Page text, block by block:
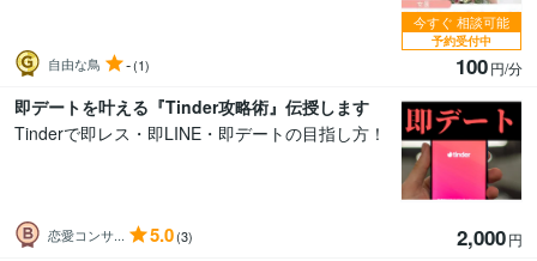
自由な鳥 -(1) 100円/分
今すぐ 相談可能
予約受付中
即デートを叶える『Tinder攻略術』伝授します
Tinderで即レス・即LINE・即デートの目指し方！
恋愛コンサ... 5.0(3) 2,000円